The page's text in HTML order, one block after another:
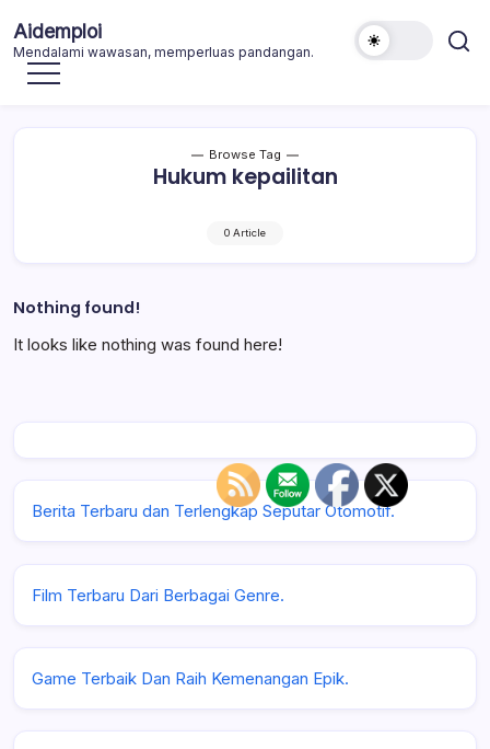
to
content
Aidemploi
Mendalami wawasan, memperluas pandangan.
Browse Tag
Hukum kepailitan
0 Article
Nothing found!
It looks like nothing was found here!
Berita Terbaru dan Terlengkap Seputar Otomotif.
Film Terbaru Dari Berbagai Genre.
Game Terbaik Dan Raih Kemenangan Epik.